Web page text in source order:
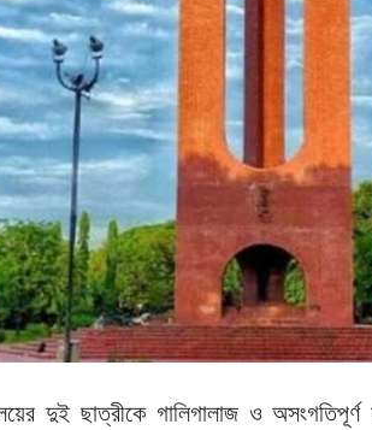
দুই ছাত্রীকে গালিগালাজ ও